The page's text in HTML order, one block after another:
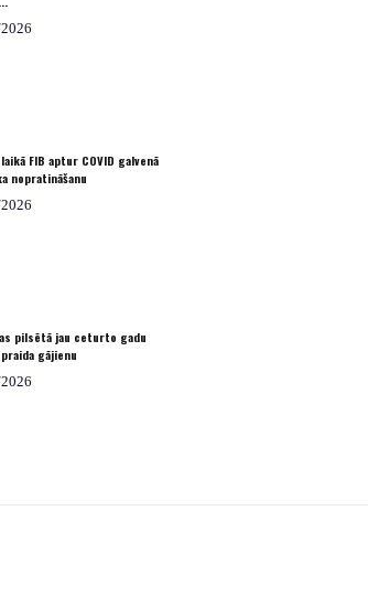
FIB aptur COVID galvenā
nopratināšanu
pilsētā jau ceturto gadu
gājienu